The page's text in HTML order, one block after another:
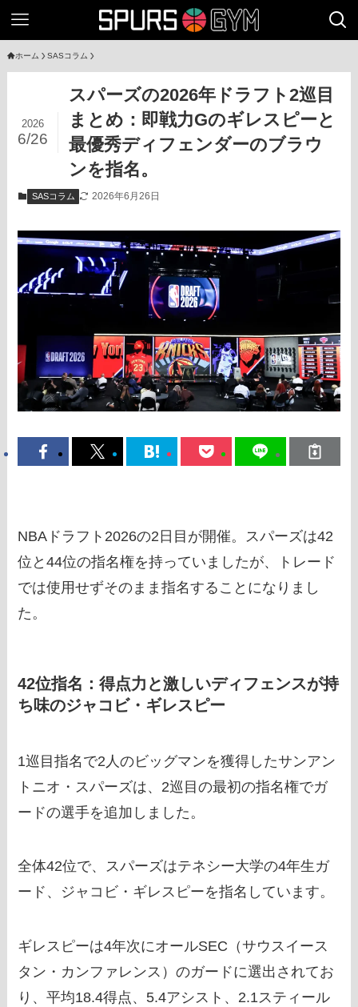
ホーム SASコラム
スパーズの2026年ドラフト2巡目
まとめ：即戦力Gのギレスピーと
最優秀ディフェンダーのブラウ
ンを指名。
2026
6/26
SASコラム 2026年6月26日
NBAドラフト2026の2日目が開催。スパーズは42
位と44位の指名権を持っていましたが、トレード
では使用せずそのまま指名することになりまし
た。
42位指名：得点力と激しいディフェンスが持
ち味のジャコビ・ギレスピー
1巡目指名で2人のビッグマンを獲得したサンアン
トニオ・スパーズは、2巡目の最初の指名権でガ
ードの選手を追加しました。
全体42位で、スパーズはテネシー大学の4年生ガ
ード、ジャコビ・ギレスピーを指名しています。
ギレスピーは4年次にオールSEC（サウスイース
タン・カンファレンス）のガードに選出されてお
り、平均18.4得点、5.4アシスト、2.1スティール